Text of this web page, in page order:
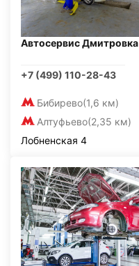
Автосервис Дмитровка
+7 (499) 110-28-43
Бибирево(1,6 км)
Алтуфьево(2,35 км)
Лобненская 4